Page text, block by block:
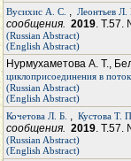
Вусихис А. С. , Леонтьев Л.
сообщения. 2019. Т.57.
(Russian Abstract)
(English Abstract)
Нурмухаметова А. Т.,
циклоприсоединения в
(Russian Abstract)
(English Abstract)
Кочетова Л. Б. , Кустова Т. П.
сообщения. 2019. Т.57.
(Russian Abstract)
(English Abstract)